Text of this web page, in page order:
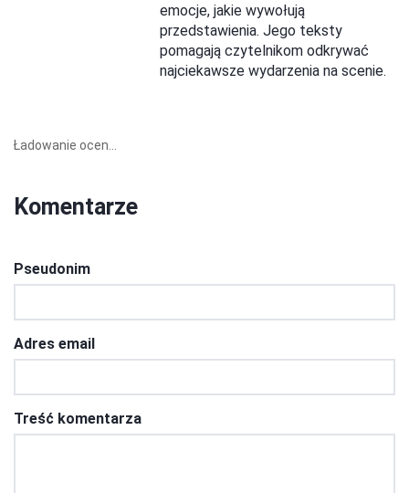
emocje, jakie wywołują
przedstawienia. Jego teksty
pomagają czytelnikom odkrywać
najciekawsze wydarzenia na scenie.
Ładowanie ocen...
Komentarze
Pseudonim
Adres email
Treść komentarza